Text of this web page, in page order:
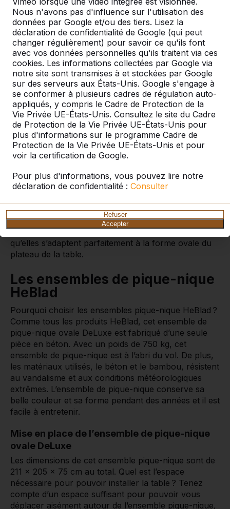
Nous n'avons pas d'influence sur l'utilisation des
données par Google et/ou des tiers. Lisez la
déclaration de confidentialité de Google (qui peut
changer régulièrement) pour savoir ce qu'ils font
avec vos données personnelles qu'ils traitent via ces
cookies. Les informations collectées par Google via
notre site sont transmises à et stockées par Google
sur des serveurs aux États-Unis. Google s'engage à
se conformer à plusieurs cadres de régulation auto-
appliqués, y compris le Cadre de Protection de la
Vie Privée UE-États-Unis. Consultez le site du Cadre
de Protection de la Vie Privée UE-États-Unis pour
plus d'informations sur le programme Cadre de
Protection de la Vie Privée UE-États-Unis et pour
voir la certification de Google.
Pour plus d'informations, vous pouvez lire notre
déclaration de confidentialité : Consulter
Refuser
Accepter
Livraison et mise en place gratuites en
Luxemburg.
Livré dans un délai de 4 semaines ouvrables.
Comment se fait la livraison ?Voir la vidéo
Charmant ensemble de pique-
nique ovale
Pourquoi opter pour un ensemble de pique-nique
ovale ? Grâce à ses formes douces, un ensemble
En outre, il permet un meilleur contact visuel entre
les utilisateurs assis à la table. Cet ensemble de
DeLuxe en raison de ses sièges en bambou. Assise
confortable sur les douces planches en bambou qui
suivent exactement la courbe de la table, de sorte
qu’elles s’adaptent parfaitement à la forme ovale du
plateau de la table.
Les ensembles de pique-nique
HeBlad
Pourquoi choisir les ensembles pique-nique HeBlad ?
Comme tous les produits HeBlad, cet ensemble de
pique-nique ovale DeLuxe est fabriqué d’une seule
pièce en béton. Avec un poids de 750 kg, cet
ensemble de pique-nique est à l’abri du vol. De plus,
les matériaux utilisés, le béton et le bambou, résistent
au vandalisme et aux conditions météorologiques
extrêmes. L’ensemble de pique-nique conserve sa
belle couleur et sa forme pendant des années et il est
facile à entretenir.
Mise en place de l’ensemble de pique-nique
ovale DeLuxe
Les dimensions de cet ensemble pique-nique sont de
211 x 205 x 75 cm au total. Quel est l’espace
nécessaire pour pouvoir installer la table ? Tenez
compte d’un espace suffisant pour pouvoir vous
déplacer aisément autour de l’ensemble pique-nique,